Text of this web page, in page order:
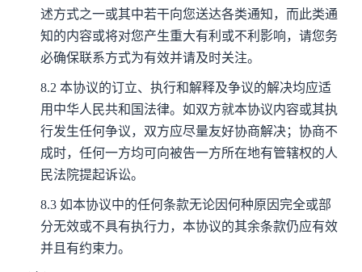
述方式之一或其中若干向您送达各类通知，而此类通
知的内容或将对您产生重大有利或不利影响，请您务
必确保联系方式为有效并请及时关注。
8.2本协议的订立、执行和解释及争议的解决均应适
用中华人民共和国法律。如双方就本协议内容或其执
行发生任何争议，双方应尽量友好协商解决；协商不
成时，任何一方均可向被告一方所在地有管辖权的人
民法院提起诉讼。
8.3如本协议中的任何条款无论因何种原因完全或部
分无效或不具有执行力，本协议的其余条款仍应有效
并且有约束力。